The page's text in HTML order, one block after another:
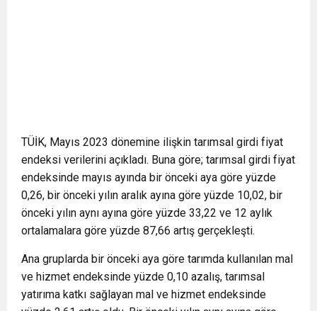
TÜİK, Mayıs 2023 dönemine ilişkin tarımsal girdi fiyat
endeksi verilerini açıkladı. Buna göre; tarımsal girdi fiyat
endeksinde mayıs ayında bir önceki aya göre yüzde
0,26, bir önceki yılın aralık ayına göre yüzde 10,02, bir
önceki yılın aynı ayına göre yüzde 33,22 ve 12 aylık
ortalamalara göre yüzde 87,66 artış gerçekleşti.
Ana gruplarda bir önceki aya göre tarımda kullanılan mal
ve hizmet endeksinde yüzde 0,10 azalış, tarımsal
yatırıma katkı sağlayan mal ve hizmet endeksinde